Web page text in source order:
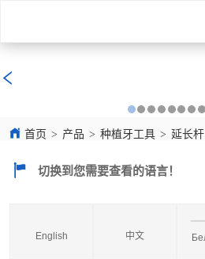
首页 > 产品 > 种植牙工具 > 延长杆
切换到您需要查看的语言！
English 中文